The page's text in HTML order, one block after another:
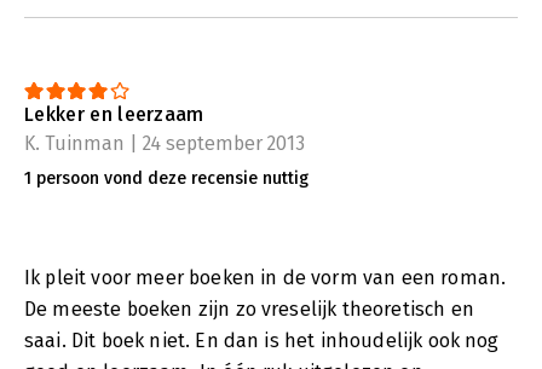
Lekker en leerzaam
K. Tuinman | 24 september 2013
1 persoon vond deze recensie nuttig
Ik pleit voor meer boeken in de vorm van een roman.
De meeste boeken zijn zo vreselijk theoretisch en
saai. Dit boek niet. En dan is het inhoudelijk ook nog